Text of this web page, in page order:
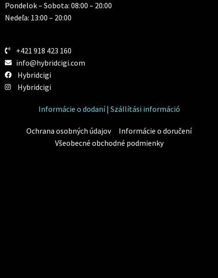
Pondelok – Sobota: 08:00 – 20:00
Nedeľa: 13:00 – 20:00
+421 918 423 160
info@hybridcigi.com
Hybridcigi
Hybridcigi
Informácie o dodaní | Szállítási információ
Ochrana osobných údajov
Informácie o doručení
Všeobecné obchodné podmienky